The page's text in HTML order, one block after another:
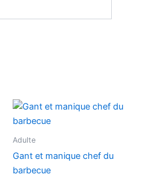
produit
Adulte
Gant et manique chef du
barbecue